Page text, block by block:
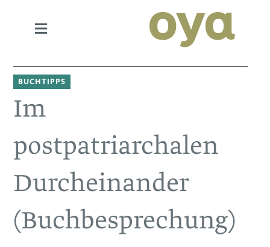
BUCHTIPPS
Im
postpatriarchalen
Durcheinander
(Buchbesprechung)